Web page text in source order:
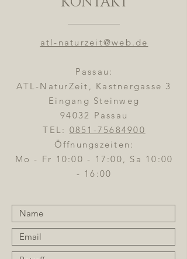
atl-naturzeit@web.de
Passau:
ATL-NaturZeit, Kastnergasse 3
Eingang Steinweg
94032 Passau
TEL: 0851-75684900
Öffnungszeiten:
Mo - Fr 10:00 - 17:00, Sa 10:00
- 16:00